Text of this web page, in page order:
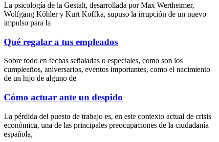
La psicología de la Gestalt, desarrollada por Max Wertheimer,
Wolfgang Köhler y Kurt Koffka, supuso la irrupción de un nuevo
impulso para la
Qué regalar a tus empleados
Sobre todo en fechas señaladas o especiales, como son los
cumpleaños, aniversarios, eventos importantes, como el nacimiento
de un hijo de alguno de
Cómo actuar ante un despido
La pérdida del puesto de trabajo es, en este contexto actual de crisis
económica, una de las principales preocupaciones de la ciudadanía
española,